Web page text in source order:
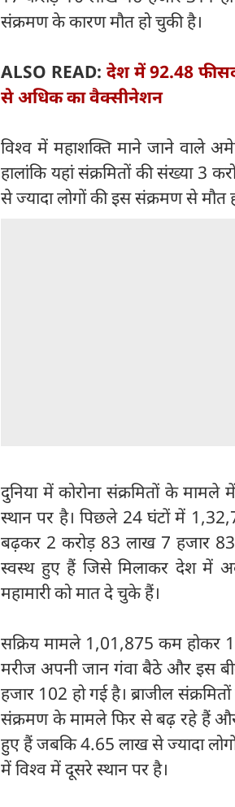
संक्रमण के कारण मौत हो चुकी है।
ALSO READ: देश में 92.48
से अधिक का वैक्सीनेशन
विश्व में महाशक्ति माने जाने वाले
हालांकि यहां संक्रमितों की संख्या 3
से ज्यादा लोगों की इस संक्रमण से मौत
दुनिया में कोरोना संक्रमितों के
स्थान पर है। पिछले 24 घंटों में
बढ़कर 2 करोड़ 83 लाख 7 हजार
स्वस्थ हुए हैं जिसे मिलाकर देश में
महामारी को मात दे चुके हैं।
सक्रिय मामले 1,01,875 कम होकर
मरीज अपनी जान गंवा बैठे और इस
हजार 102 हो गई है। ब्राजील
संक्रमण के मामले फिर से बढ़ रहे हैं
हुए हैं जबकि 4.65 लाख से ज्यादा लोगों
में विश्व में दूसरे स्थान पर है।